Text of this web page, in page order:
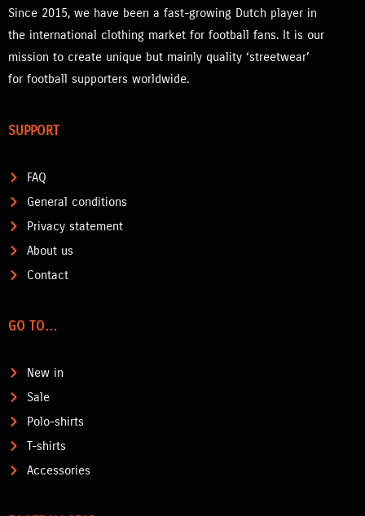
Since 2015, we have been a fast-growing Dutch player in
the international clothing market for football fans. It is our
mission to create unique but mainly quality ‘streetwear’
for football supporters worldwide.
SUPPORT
FAQ
General conditions
Privacy statement
About us
Contact
GO TO…
New in
Sale
Polo-shirts
T-shirts
Accessories